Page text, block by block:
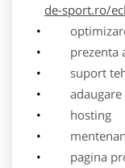
de-sport.ro/
optimizare
prezenta
suport
adaugare
hosting
pagina